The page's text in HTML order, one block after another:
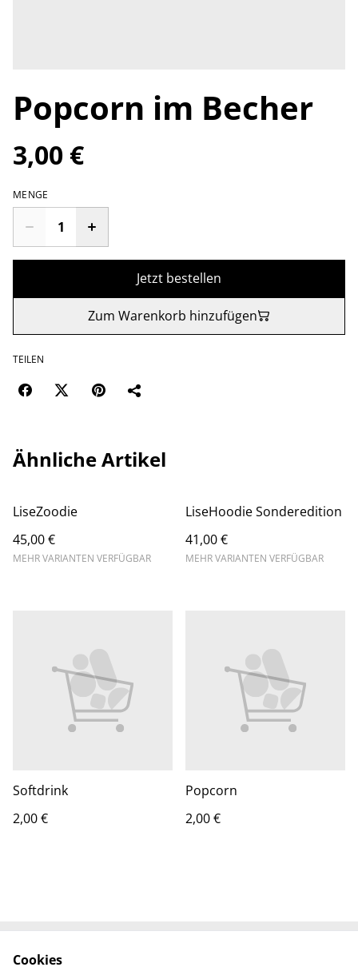
Popcorn im Becher
3,00 €
MENGE
Jetzt bestellen
Zum Warenkorb hinzufügen
TEILEN
Ähnliche Artikel
LiseZoodie
45,00 €
MEHR VARIANTEN VERFÜGBAR
LiseHoodie Sonderedition
41,00 €
MEHR VARIANTEN VERFÜGBAR
Softdrink
2,00 €
Popcorn
2,00 €
Kontaktieren Sie uns
Cookies